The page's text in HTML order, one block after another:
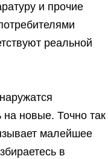
и прочие
реальной
новые. Точно так
малейшее
в